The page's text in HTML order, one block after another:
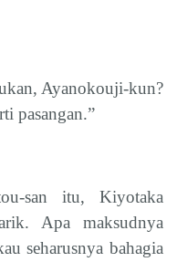
Ayanokouji-kun?
pasangan.”
san itu, Kiyotaka
Apa maksudnya
seharusnya bahagia